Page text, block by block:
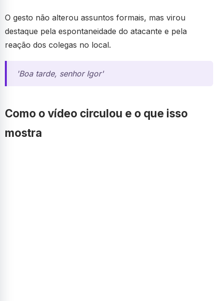
O gesto não alterou assuntos formais, mas virou
destaque pela espontaneidade do atacante e pela
reação dos colegas no local.
'Boa tarde, senhor Igor'
Como o vídeo circulou e o que isso
mostra